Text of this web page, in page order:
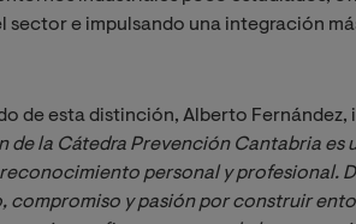
sector e impulsando una integración
de esta distinción, Alberto Fernández,
de la Cátedra Prevención Cantabria es
personal y profesional.
compromiso y pasión por construir